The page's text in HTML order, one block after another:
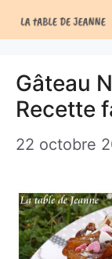
au
Gâteau
Recette
22 octobre